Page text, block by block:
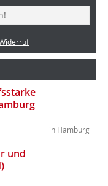
in Hamburg
und